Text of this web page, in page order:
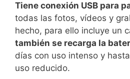
Tiene conexión USB para
todas las fotos, vídeos y
hecho, para ello incluye un
también se recarga la
días con uso intenso y
uso reducido.